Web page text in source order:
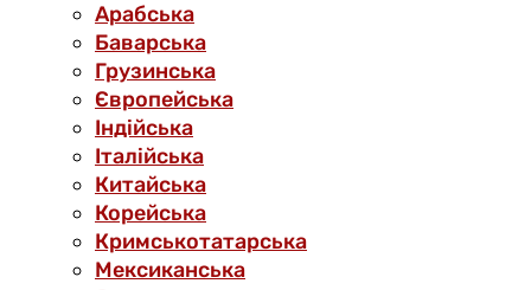
Арабська
Баварська
Грузинська
Європейська
Індійська
Італійська
Китайська
Корейська
Кримськотатарська
Мексиканська